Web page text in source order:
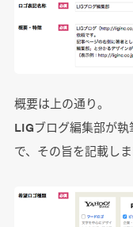
概要は上の通り。
LIGブログ編集部が
で、その旨を記載しま